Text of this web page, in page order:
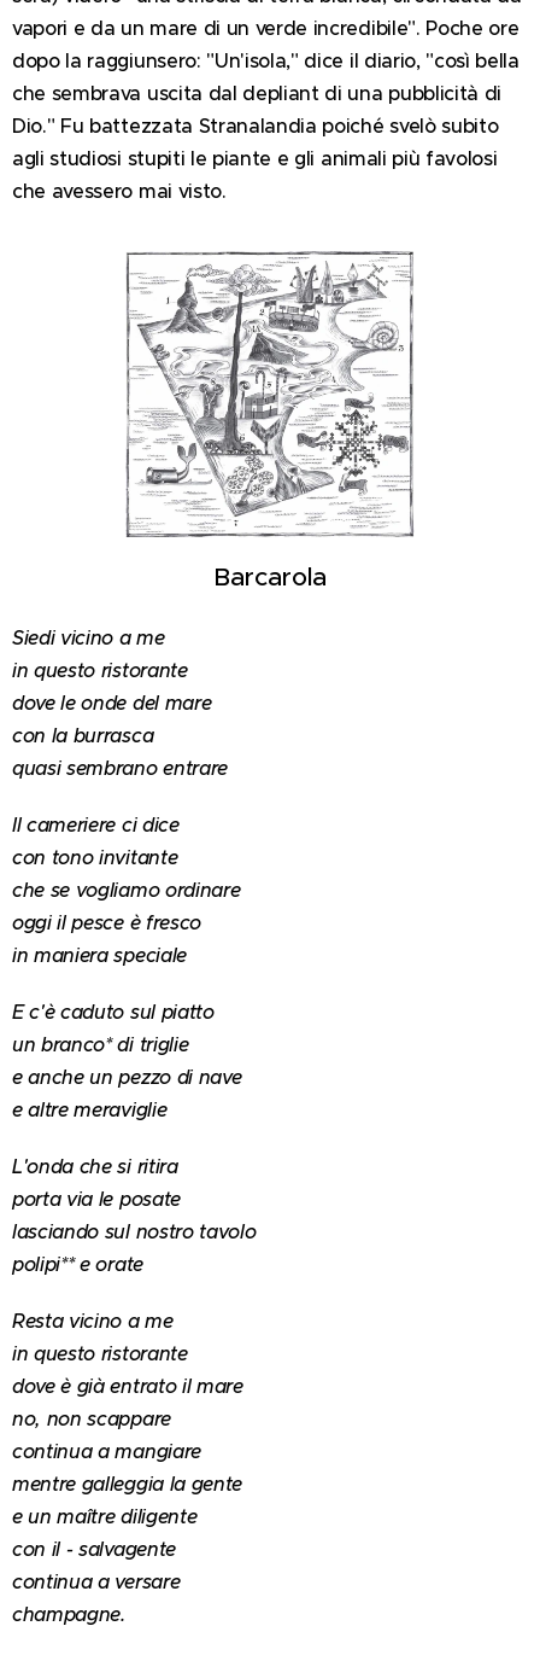
vapori e da un mare di un verde incredibile". Poche ore
dopo la raggiunsero: "Un'isola," dice il diario, "così bella
che sembrava uscita dal depliant di una pubblicità di
Dio." Fu battezzata Stranalandia poiché svelò subito
agli studiosi stupiti le piante e gli animali più favolosi
che avessero mai visto.
Barcarola
Siedi vicino a me
in questo ristorante
dove le onde del mare
con la burrasca
quasi sembrano entrare
Il cameriere ci dice
con tono invitante
che se vogliamo ordinare
oggi il pesce è fresco
in maniera speciale
E c'è caduto sul piatto
un branco* di triglie
e anche un pezzo di nave
e altre meraviglie
L'onda che si ritira
porta via le posate
lasciando sul nostro tavolo
polipi** e orate
Resta vicino a me
in questo ristorante
dove è già entrato il mare
no, non scappare
continua a mangiare
mentre galleggia la gente
e un maître diligente
con il - salvagente
continua a versare
champagne.